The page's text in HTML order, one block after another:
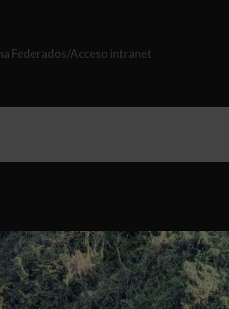
Federados/Acceso intranet